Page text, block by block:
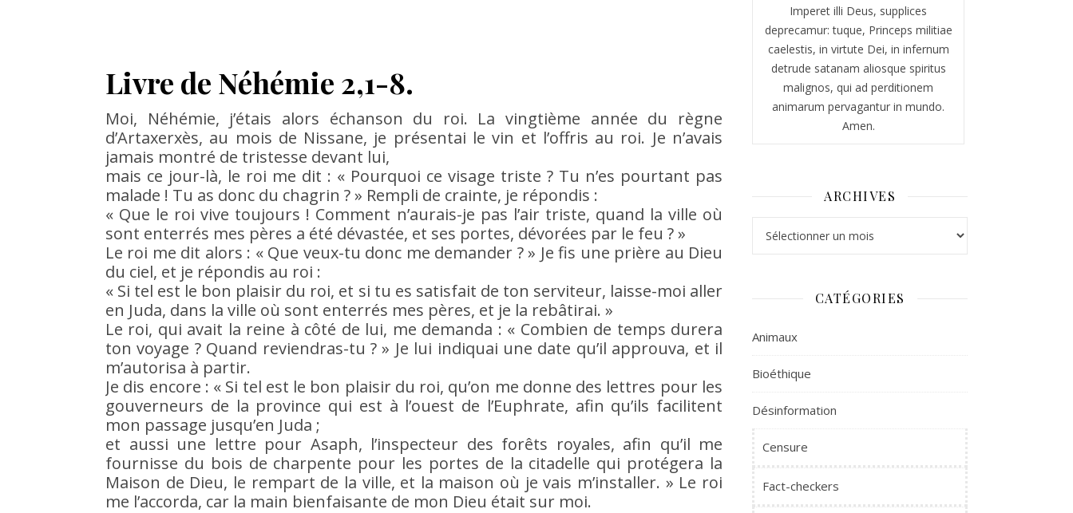
Livre de Néhémie 2,1-8.
Moi, Néhémie, j’étais alors échanson du roi. La vingtième année du règne
d’Artaxerxès, au mois de Nissane, je présentai le vin et l’offris au roi. Je n’avais
jamais montré de tristesse devant lui,
mais ce jour-là, le roi me dit : « Pourquoi ce visage triste ? Tu n’es pourtant pas
malade ! Tu as donc du chagrin ? » Rempli de crainte, je répondis :
« Que le roi vive toujours ! Comment n’aurais-je pas l’air triste, quand la ville où
sont enterrés mes pères a été dévastée, et ses portes, dévorées par le feu ? »
Le roi me dit alors : « Que veux-tu donc me demander ? » Je fis une prière au Dieu
du ciel, et je répondis au roi :
« Si tel est le bon plaisir du roi, et si tu es satisfait de ton serviteur, laisse-moi aller
en Juda, dans la ville où sont enterrés mes pères, et je la rebâtirai. »
Le roi, qui avait la reine à côté de lui, me demanda : « Combien de temps durera
ton voyage ? Quand reviendras-tu ? » Je lui indiquai une date qu’il approuva, et il
m’autorisa à partir.
Je dis encore : « Si tel est le bon plaisir du roi, qu’on me donne des lettres pour les
gouverneurs de la province qui est à l’ouest de l’Euphrate, afin qu’ils facilitent
mon passage jusqu’en Juda ;
et aussi une lettre pour Asaph, l’inspecteur des forêts royales, afin qu’il me
fournisse du bois de charpente pour les portes de la citadelle qui protégera la
Maison de Dieu, le rempart de la ville, et la maison où je vais m’installer. » Le roi
me l’accorda, car la main bienfaisante de mon Dieu était sur moi.
Imperet illi Deus, supplices
deprecamur: tuque, Princeps militiae
caelestis, in virtute Dei, in infernum
detrude satanam aliosque spiritus
malignos, qui ad perditionem
animarum pervagantur in mundo.
Amen.
ARCHIVES
CATÉGORIES
Animaux
Bioéthique
Désinformation
Censure
Fact-checkers